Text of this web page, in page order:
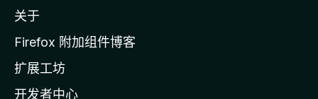
i
l
a
关于
Firefox 附加组件博客
扩展工坊
开发者中心